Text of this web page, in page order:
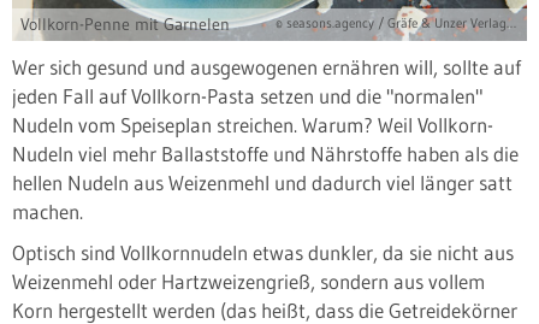
Vollkorn-Penne mit Garnelen © seasons.agency / Gräfe & Unzer Verlag / Brinkop, Maria
Wer sich gesund und ausgewogenen ernähren will, sollte auf
jeden Fall auf Vollkorn-Pasta setzen und die "normalen"
Nudeln vom Speiseplan streichen. Warum? Weil Vollkorn-
Nudeln viel mehr Ballaststoffe und Nährstoffe haben als die
hellen Nudeln aus Weizenmehl und dadurch viel länger satt
machen.
Optisch sind Vollkornnudeln etwas dunkler, da sie nicht aus
Weizenmehl oder Hartzweizengrieß, sondern aus vollem
Korn hergestellt werden (das heißt, dass die Getreidekörner